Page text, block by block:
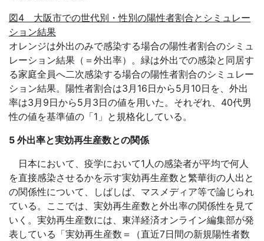
図4 大阪市での世代別・性別の陽性者割合とシミュレー
ション結果
オレンジは外出のみで感染する場合の陽性者割合のシミュ
レーション結果（＝外出率）。緑は外出での感染と同居す
る家庭全員へ二次感染する場合の陽性者割合のシミュレー
ション結果。陽性者割合は3月16日から5月10日を、外出
率は3月9日から5月3日の値を用いた。それぞれ、40代男
性の値を基準値の「1」と規格化している。
5 外出率と実効再生産数との関係
日本において、疫学において1人の感染者が平均で何人
を直接感染させるかを示す実効再生産数と繁華街の人出と
の関係性について、しばしば、マスメディア等で論じられ
ている。ここでは、実効再生産数と外出率の関係性を見て
いく。実効再生産数には、東洋経済オンライン編集部が発
表している「実効再生産数＝（直近7日間の新規陽性者数